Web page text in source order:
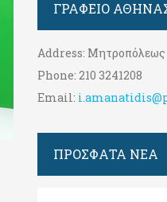
ΓΡΑΦΕΊΟ
Address: Μητροπόλεως
Phone: 210 3241208
Email:
ΠΡΟΣΦΑΤΑ ΝΕΑ